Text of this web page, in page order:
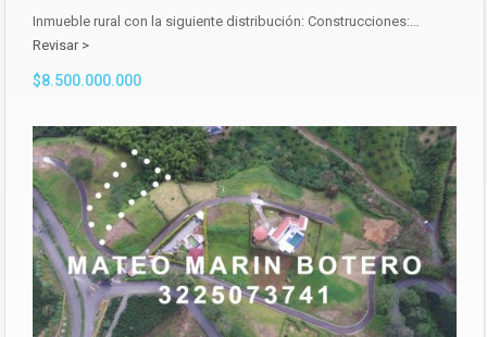
Inmueble rural con la siguiente distribución: Construcciones:…
Revisar >
$8.500.000.000